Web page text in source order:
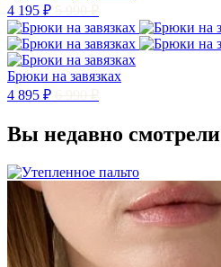
4 195 ₽
Брюки на завязках
4 895 ₽
Вы недавно смотрели